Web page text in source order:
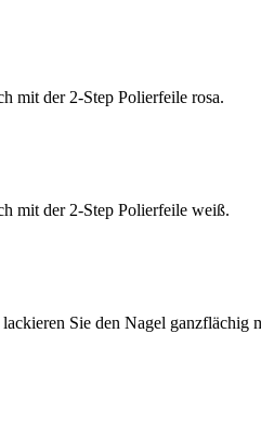
mit der 2-Step Polierfeile rosa.
mit der 2-Step Polierfeile weiß.
Sie den Nagel ganzflächig